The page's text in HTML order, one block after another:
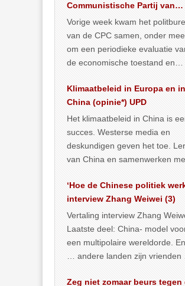
Communistische Partij van
China de economische
toestand?
Vorige week kwam het
van de CPC samen, onder
om een periodieke evaluatie
de economische toestand en
publiceerden… >> lees meer
Klimaatbeleid in Europa en in
China (opinie*) UPD
Het klimaatbeleid in China is
succes. Westerse media en
deskundigen geven het toe.
van China en samenwerken met
… >> lees meer
‘Hoe de Chinese politiek
interview Zhang Weiwei (3)
Vertaling interview Zhang
Laatste deel: China- model
een multipolaire wereldorde. En
… andere landen zijn vrienden
Zeg niet zomaar beurs tegen